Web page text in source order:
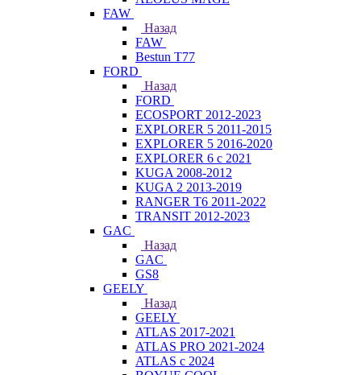
FAW
Назад
FAW
Bestun T77
FORD
Назад
FORD
ECOSPORT 2012-2023
EXPLORER 5 2011-2015
EXPLORER 5 2016-2020
EXPLORER 6 с 2021
KUGA 2008-2012
KUGA 2 2013-2019
RANGER T6 2011-2022
TRANSIT 2012-2023
GAC
Назад
GAC
GS8
GEELY
Назад
GEELY
ATLAS 2017-2021
ATLAS PRO 2021-2024
ATLAS с 2024